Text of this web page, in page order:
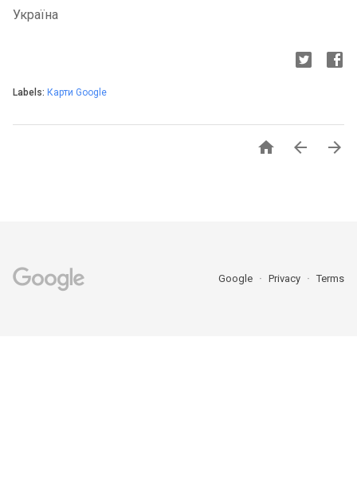
Україна
Labels: Карти Google
  
Google Privacy Terms